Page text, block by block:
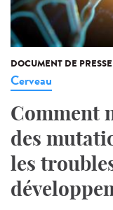
DOCUMENT DE PRESSE
Cerveau
Comment
des
les